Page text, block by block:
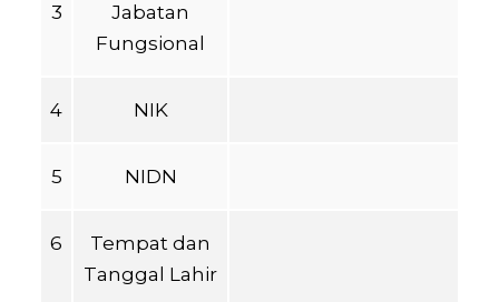
3
Jabatan
Fungsional
4 NIK
5 NIDN
6
Tempat dan
Tanggal Lahir